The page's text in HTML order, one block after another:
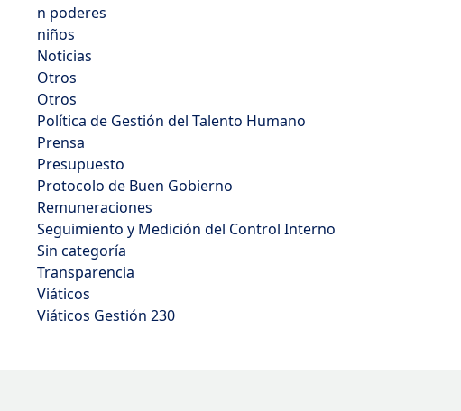
n poderes
niños
Noticias
Otros
Otros
Política de Gestión del Talento Humano
Prensa
Presupuesto
Protocolo de Buen Gobierno
Remuneraciones
Seguimiento y Medición del Control Interno
Sin categoría
Transparencia
Viáticos
Viáticos Gestión 230